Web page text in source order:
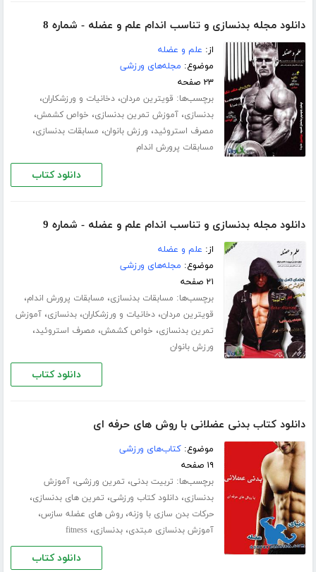
دانلود مجله بدنسازی و تناسب اندام علم و عضله - شماره 8
از: علم و عضله
موضوع: مجله‌های ورزشی
۲۳ صفحه
برچسب‌ها: قویترین مردان،دخانیات و ورزشکاران،
بدنسازی،آموزش تمرین بدنسازی، خواص کشمش،
مصرف استروئید، ورزش بانوان، مسابقات بدنسازی،
مسابقات پرورش اندام
دانلود کتاب
دانلود مجله بدنسازی و تناسب اندام علم و عضله - شماره 9
از: علم و عضله
موضوع: مجله‌های ورزشی
۲۱ صفحه
برچسب‌ها: مسابقات بدنسازی، مسابقات پرورش اندام،
قویترین مردان،دخانیات و ورزشکاران،بدنسازی،آموزش
تمرین بدنسازی، خواص کشمش، مصرف استروئید،
ورزش بانوان
دانلود کتاب
دانلود کتاب بدنی عضلانی با روش های حرفه ای
موضوع:کتاب‌های ورزشی
۱۹ صفحه
برچسب‌ها: تربیت بدنی، تمرین ورزشی،آموزش
بدنسازی،دانلود کتاب ورزشی، تمرین های بدنسازی،
حرکات بدن سازی با وزنه،روش های عضله سازس،
آموزش بدنسازی مبتدی،بدنسازی،fitness
دانلود کتاب